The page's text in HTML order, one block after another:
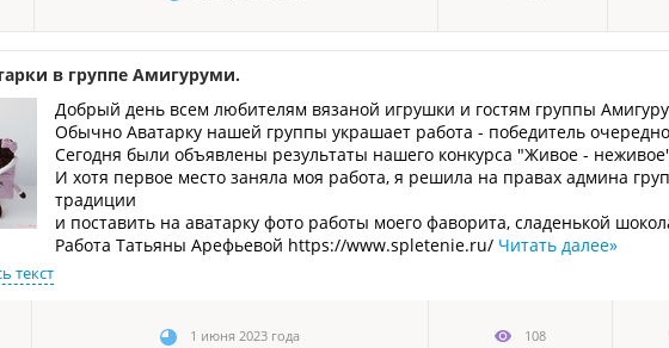
в группе Амигуруми.
Добрый день всем любителям вязаной игрушки и гостям группы
Обычно Аватарку нашей группы украшает работа - победитель
Сегодня были объявлены результаты нашего конкурса "Живое -
И хотя первое место заняла моя работа, я решила на правах админа
традиции
и поставить на аватарку фото работы моего фаворита, сладенькой
Работа Татьяны Арефьевой https://www.spletenie.ru/ Читать далее»
текст
1 июня 2023 года 108